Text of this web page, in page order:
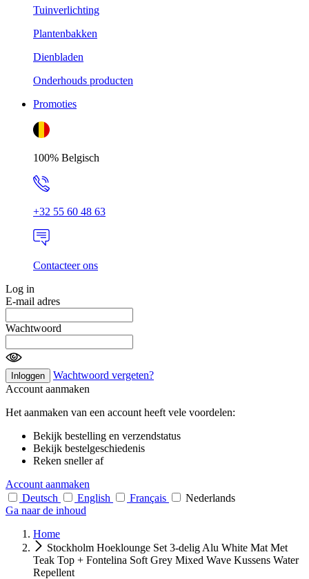
Tuinverlichting
Plantenbakken
Dienbladen
Onderhouds producten
Promoties
100% Belgisch
+32 55 60 48 63
Contacteer ons
Log in
E-mail adres
Wachtwoord
Inloggen
Wachtwoord vergeten?
Account aanmaken
Het aanmaken van een account heeft vele voordelen:
Bekijk bestelling en verzendstatus
Bekijk bestelgeschiedenis
Reken sneller af
Account aanmaken
Deutsch
English Français
Nederlands
Ga naar de inhoud
Home
Stockholm Hoeklounge Set 3-delig Alu White Mat Met
Teak Top + Fontelina Soft Grey Mixed Wave Kussens Water
Repellent